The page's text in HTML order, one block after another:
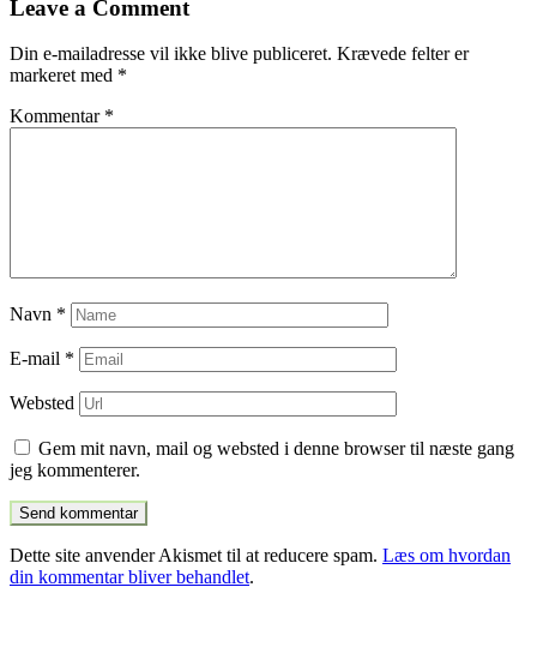
Leave a Comment
Din e-mailadresse vil ikke blive publiceret. Krævede felter er
markeret med *
Kommentar *
Navn *
E-mail *
Websted
Gem mit navn, mail og websted i denne browser til næste gang
jeg kommenterer.
Dette site anvender Akismet til at reducere spam. Læs om hvordan
din kommentar bliver behandlet.